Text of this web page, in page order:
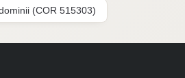
(COR 515303)